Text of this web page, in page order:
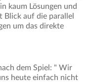
kaum Lösungen und
Blick auf die parallel
um das direkte
dem Spiel: " Wir
heute einfach nicht